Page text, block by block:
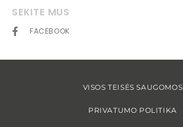
SEKITE MUS
FACEBOOK
VISOS TEISĖS SAUGOMOS
PRIVATUMO POLITIKA